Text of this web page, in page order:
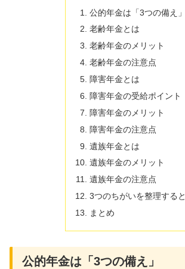
公的年金は「3つの備え」
老齢年金とは
老齢年金のメリット
老齢年金の注意点
障害年金とは
障害年金の受給ポイント
障害年金のメリット
障害年金の注意点
遺族年金とは
遺族年金のメリット
遺族年金の注意点
3つのちがいを整理すると
まとめ
公的年金は「3つの備え」